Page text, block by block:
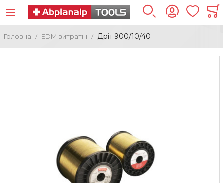
Головна ЕDM витратні Дріт 900/10/40